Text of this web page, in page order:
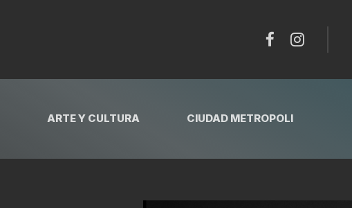
ARTE Y CULTURA CIUDAD METROPOLI